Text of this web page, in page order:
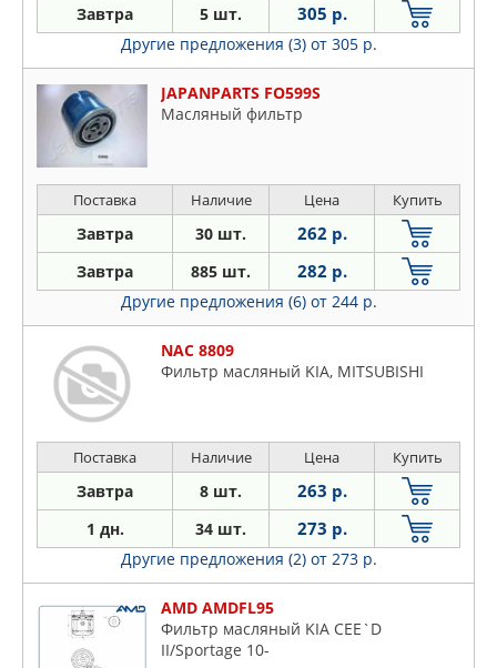
Завтра 5 шт. 305 р.
Другие предложения (3) от 305 р.
JAPANPARTS FO599S
Масляный фильтр
Поставка Наличие Цена Купить
Завтра 30 шт. 262 р.
Завтра 885 шт. 282 р.
Другие предложения (6) от 244 р.
NAC 8809
Фильтр масляный KIA, MITSUBISHI
Поставка Наличие Цена Купить
Завтра 8 шт. 263 р.
1 дн. 34 шт. 273 р.
Другие предложения (2) от 273 р.
AMD AMDFL95
Фильтр масляный KIA CEE`D
II/Sportage 10-